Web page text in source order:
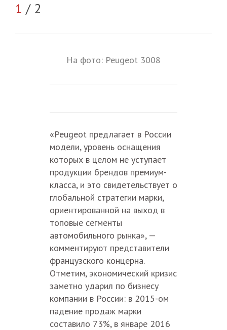
1 / 2
На фото: Peugeot 3008
«Peugeot предлагает в России
модели, уровень оснащения
которых в целом не уступает
продукции брендов премиум-
класса, и это свидетельствует о
глобальной стратегии марки,
ориентированной на выход в
топовые сегменты
автомобильного рынка», —
комментируют представители
французского концерна.
Отметим, экономический кризис
заметно ударил по бизнесу
компании в России: в 2015-ом
падение продаж марки
составило 73%, в январе 2016